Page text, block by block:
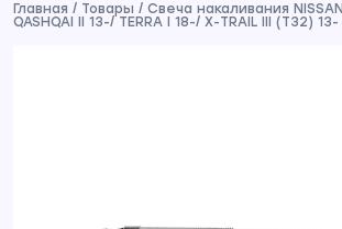
Главная / Товары / Свеча накаливания
QASHQAI II 13-/ TERRA I 18-/ X-TRAIL III (T32)